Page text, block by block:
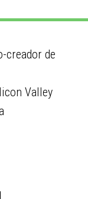
creador de
Valley